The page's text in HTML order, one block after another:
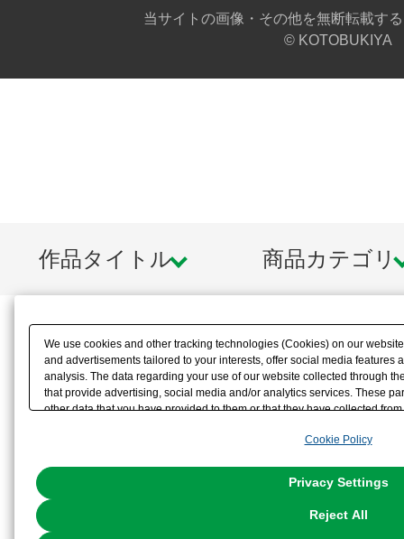
当サイトの画像・その他を無断転載す
© KOTOBUKIYA
作品タイトル 商品カテゴリ
We use cookies and other tracking technologies (Cookies) on our
and advertisements tailored to your interests, offer social media features
analysis. The data regarding your use of our website collected through
that provide advertising, social media and/or analytics services. These
other data that you have provided to them or that they have collected
the use of all Cookies except for Strictly Necessary Cookies, please
You can change your consent or rejection settings at any time via
Cookie Policy
Privacy Settings
Reject All